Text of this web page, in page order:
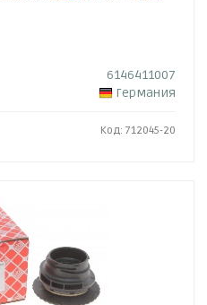
6146411007
Германия
Код: 712045-20